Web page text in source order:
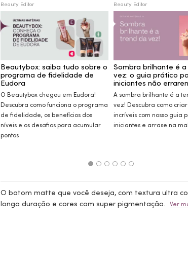
Beauty Editor
Beautybox: saiba tudo sobre o
programa de fidelidade de
Eudora
O Beautybox chegou em Eudora!
Descubra como funciona o programa
de fidelidade, os benefícios dos
níveis e os desafios para acumular
pontos
Beauty Editor
Sombra brilhante é
vez: o guia prático
iniciantes não
A sombra brilhante é a
vez! Descubra como criar
incríveis com nosso guia
iniciantes e arrase na
O batom matte que você deseja, com textura ultra
longa duração e cores com super pigmentação.
Ver